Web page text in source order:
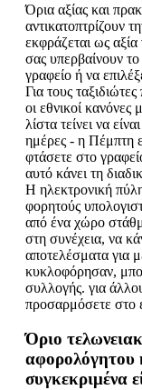
Όρια αξίας και
αντικατοπτρίζουν
εκφράζεται ως
σας υπερβαίνουν
γραφείο ή να
Για τους
οι εθνικοί κανόνες
λίστα τείνει να
ημέρες - η Πέμπτη
φτάσετε στο
αυτό κάνει τη
Η ηλεκτρονική
φορητούς
από ένα χώρο
στη συνέχεια, να
αποτελέσματα για
κυκλοφόρησαν,
συλλογής. για
προσαρμόσετε στο
Όριο
αφορολόγητου
συγκεκριμένα